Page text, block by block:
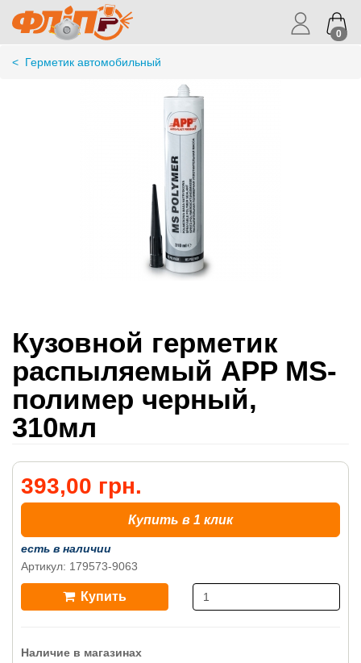
0
< Герметик автомобильный
Кузовной герметик
распыляемый APP MS-
полимер черный,
310мл
393,00 грн.
Купить в 1 клик
есть в наличии
Артикул: 179573-9063
Купить
Наличие в магазинах